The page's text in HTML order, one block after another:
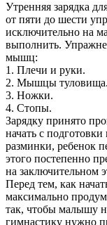
Утренняя зарядка
от пяти до шести
исключительно на
выполнить.
мышц:
1. Плечи и руки.
2. Мышцы туловища.
3. Ножки.
4. Стопы.
Зарядку принято
начать с
разминки, ребенок
этого постепенно
на заключительном
Перед тем, как
максимально
так, чтобы малышу
гимнастику нужно